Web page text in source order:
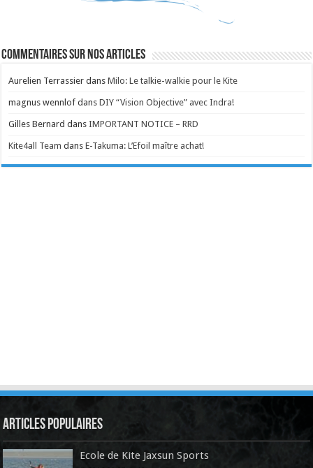
Commentaires sur nos articles
Aurelien Terrassier dansMilo: Le talkie-walkie pour le Kite
magnus wennlof dansDIY “Vision Objective” avec Indra!
Gilles Bernard dansIMPORTANT NOTICE – RRD
Kite4all Team dansE-Takuma: L’Efoil maître achat!
Articles Populaires
Ecole de Kite Jaxsun Sports